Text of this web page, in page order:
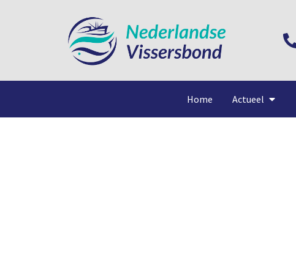
Home Actueel